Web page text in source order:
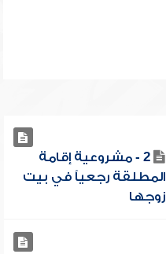
2 - مشروعية إقامة
المطلقة رجعياً في بيت
زوجها